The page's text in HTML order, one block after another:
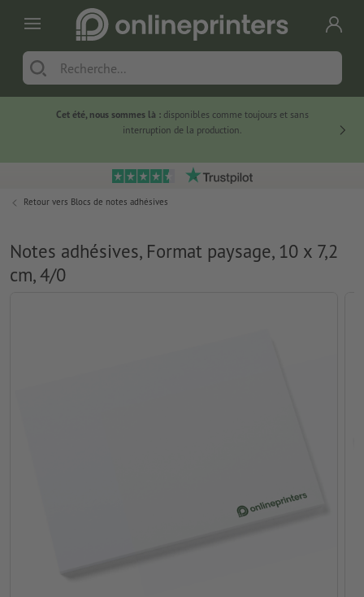
Cet été, nous sommes là :disponibles comme toujours et sans
interruption de la production.
Retour vers Blocs de notes adhésives
Notes adhésives, Format paysage, 10 x 7,2
cm, 4/0